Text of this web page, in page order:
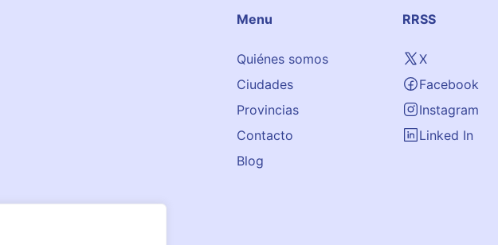
Menu
Quiénes somos
Ciudades
Provincias
Contacto
Blog
RRSS
X
Facebook
Instagram
Linked In